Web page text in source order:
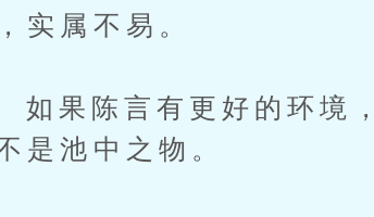
实属不易。
陈言有更好的环境，
是池中之物。